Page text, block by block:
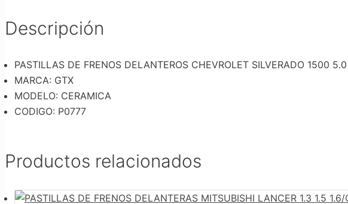
Descripción
PASTILLAS DE FRENOS DELANTEROS CHEVROLET SILVERADO 1500
MARCA: GTX
MODELO: CERAMICA
CODIGO: P0777
Productos relacionados